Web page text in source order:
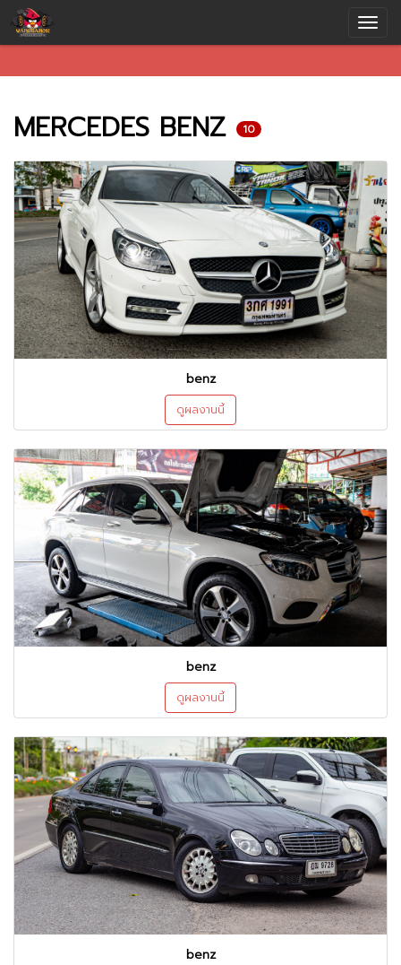
MERCEDES BENZ 10
benz
ดูผลงานนี้
benz
ดูผลงานนี้
benz